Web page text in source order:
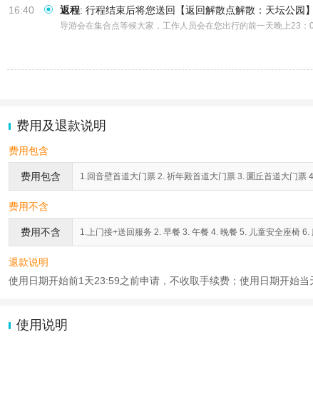
16:40 返程: 行程结束后将您送回【返回解散点解散：天坛公园】
导游会在集合点等候大家，工作人员会在您出行的前一天晚上23
费用及退款说明
费用包含
费用包含 1.回音壁首道大门票 2. 祈年殿首道大门票 3. 圜丘首道大门票
费用不含
费用不含 1.上门接+送回服务 2. 早餐 3. 午餐 4. 晚餐 5. 儿童安全座椅 6.
退款说明
使用日期开始前1天23:59之前申请，不收取手续费；使用日期开始
使用说明